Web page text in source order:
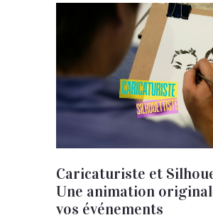
Caricaturiste et
Une animation
vos événements